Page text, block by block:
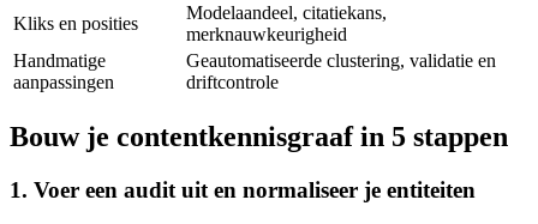
Kliks en posities
Modelaandeel, citatiekans,
merknauwkeurigheid
Handmatige
aanpassingen
Geautomatiseerde clustering, validatie en
driftcontrole
Bouw je contentkennisgraaf in 5 stappen
1. Voer een audit uit en normaliseer je entiteiten